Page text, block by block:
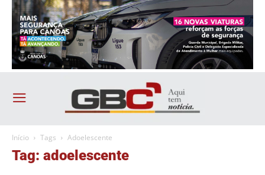
Início Tags Adoelescente
Tag: adoelescente